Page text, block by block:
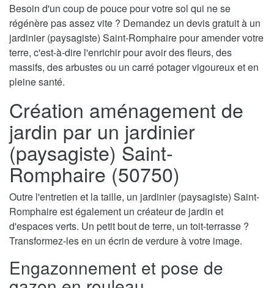
Besoin d'un coup de pouce pour votre sol qui ne se
régénère pas assez vite ? Demandez un devis gratuit à un
jardinier (paysagiste) Saint-Romphaire pour amender votre
terre, c'est-à-dire l'enrichir pour avoir des fleurs, des
massifs, des arbustes ou un carré potager vigoureux et en
pleine santé.
Création aménagement de
jardin par un jardinier
(paysagiste) Saint-
Romphaire (50750)
Outre l'entretien et la taille, un jardinier (paysagiste) Saint-
Romphaire est également un créateur de jardin et
d'espaces verts. Un petit bout de terre, un toit-terrasse ?
Transformez-les en un écrin de verdure à votre image.
Engazonnement et pose de